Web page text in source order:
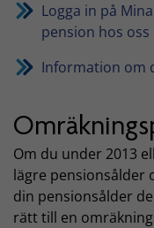
Logga in på
pension hos oss
Information om
Om du under 2013
lägre pensionsålder
din pensionsålder
rätt till en